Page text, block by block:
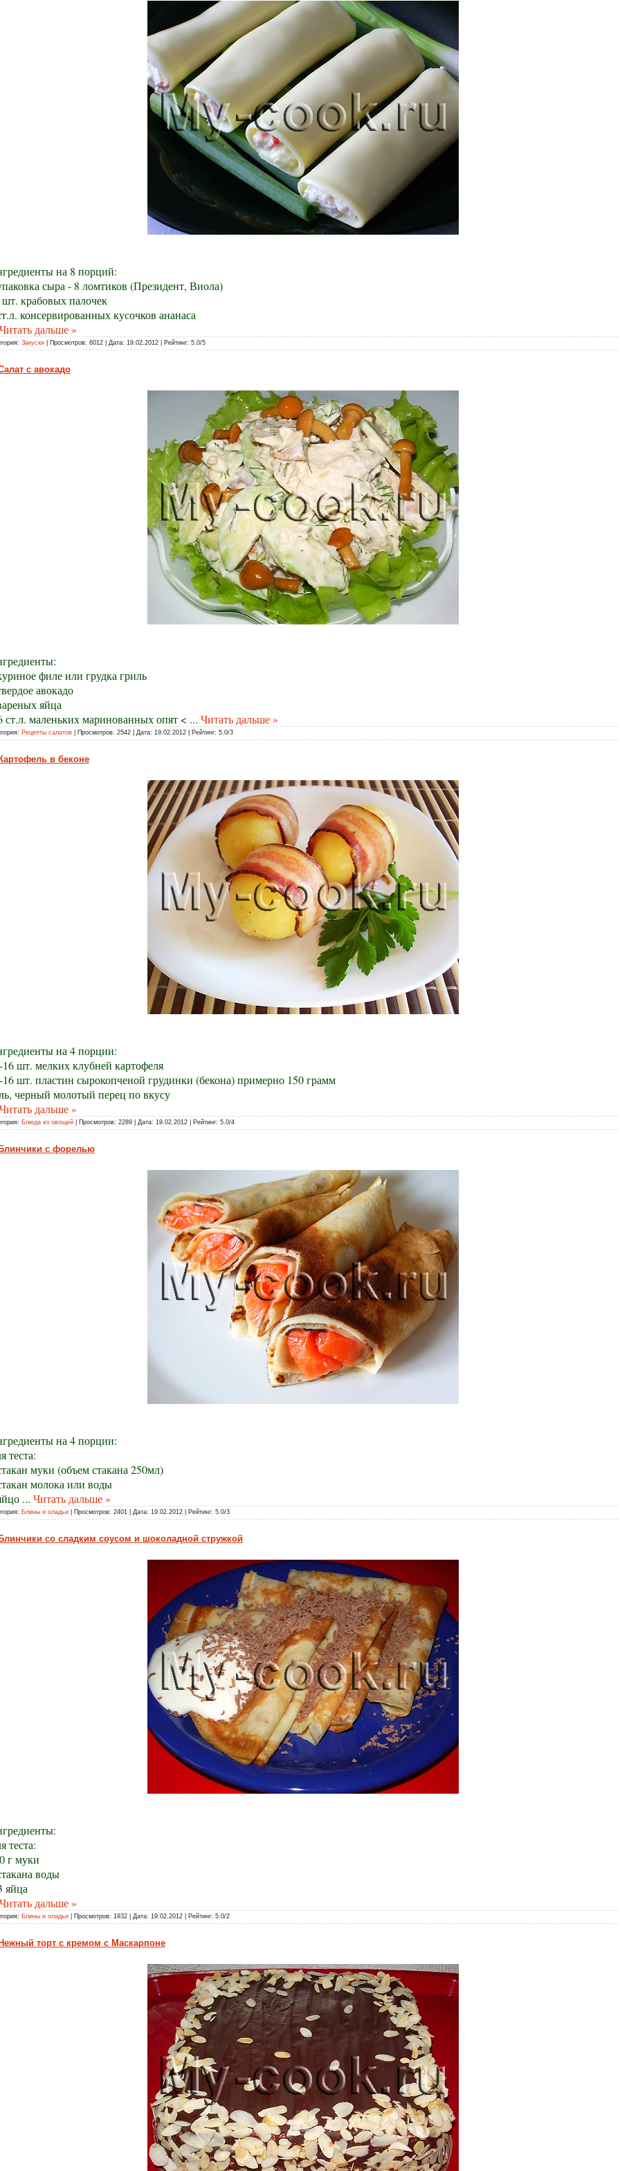
на 8 порций:
сыра - 8 ломтиков (Президент, Виола)
шт. крабовых палочек
консервированных кусочков ананаса
Читать дальше »
Закуски | Просмотров: 6012 | Дата: 19.02.2012 | Рейтинг: 5.0/5
с авокадо
филе или грудка гриль
авокадо
яйца
ст.л. маленьких маринованных опят < ... Читать дальше »
Рецепты салатов | Просмотров: 2542 | Дата: 19.02.2012 | Рейтинг: 5.0/3
Картофель в беконе
на 4 порции:
16 шт. мелких клубней картофеля
16 шт. пластин сырокопченой грудинки (бекона) примерно 150 грамм
черный молотый перец по вкусу
Читать дальше »
Блюда из овощей | Просмотров: 2289 | Дата: 19.02.2012 | Рейтинг: 5.0/4
Блинчики с форелью
на 4 порции:
теста:
муки (объем стакана 250мл)
молока или воды
... Читать дальше »
Блины и оладьи | Просмотров: 2401 | Дата: 19.02.2012 | Рейтинг: 5.0/3
Блинчики со сладким соусом и шоколадной стружкой
теста:
г муки
воды
яйца
Читать дальше »
Блины и оладьи | Просмотров: 1932 | Дата: 19.02.2012 | Рейтинг: 5.0/2
Нежный торт с кремом с Маскарпоне